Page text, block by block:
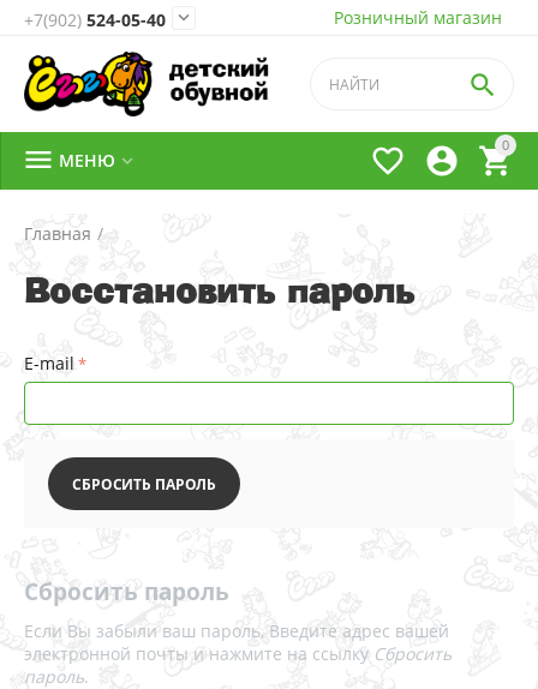
Розничный магазин
+7(902) 524-05-40 
0




 МЕНЮ 
Главная /
Восстановить пароль
E-mail
СБРОСИТЬ ПАРОЛЬ
Сбросить пароль
Если Вы забыли ваш пароль, Введите адрес вашей
электронной почты и нажмите на ссылку Сбросить
пароль.